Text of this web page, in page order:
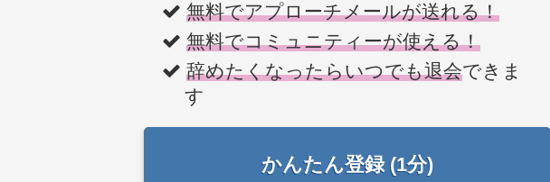
無料でアプローチメールが送れる！
無料でコミュニティーが使える！
辞めたくなったらいつでも退会できま
す
かんたん登録 (1分)